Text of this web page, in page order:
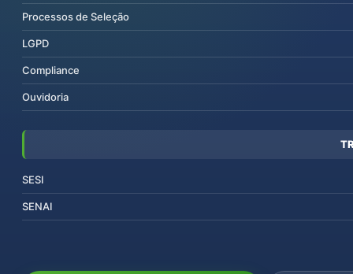
Processos de Seleção
LGPD
Compliance
Ouvidoria
SESI
SENAI